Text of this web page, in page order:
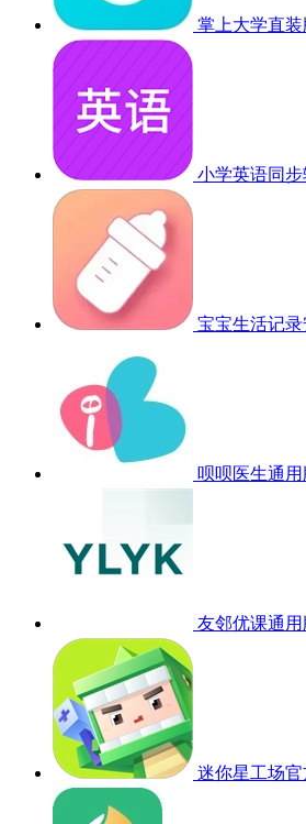
掌上大学直装
小学英语同
宝宝生活记
呗呗医生通用
友邻优课通用
迷你星工场官